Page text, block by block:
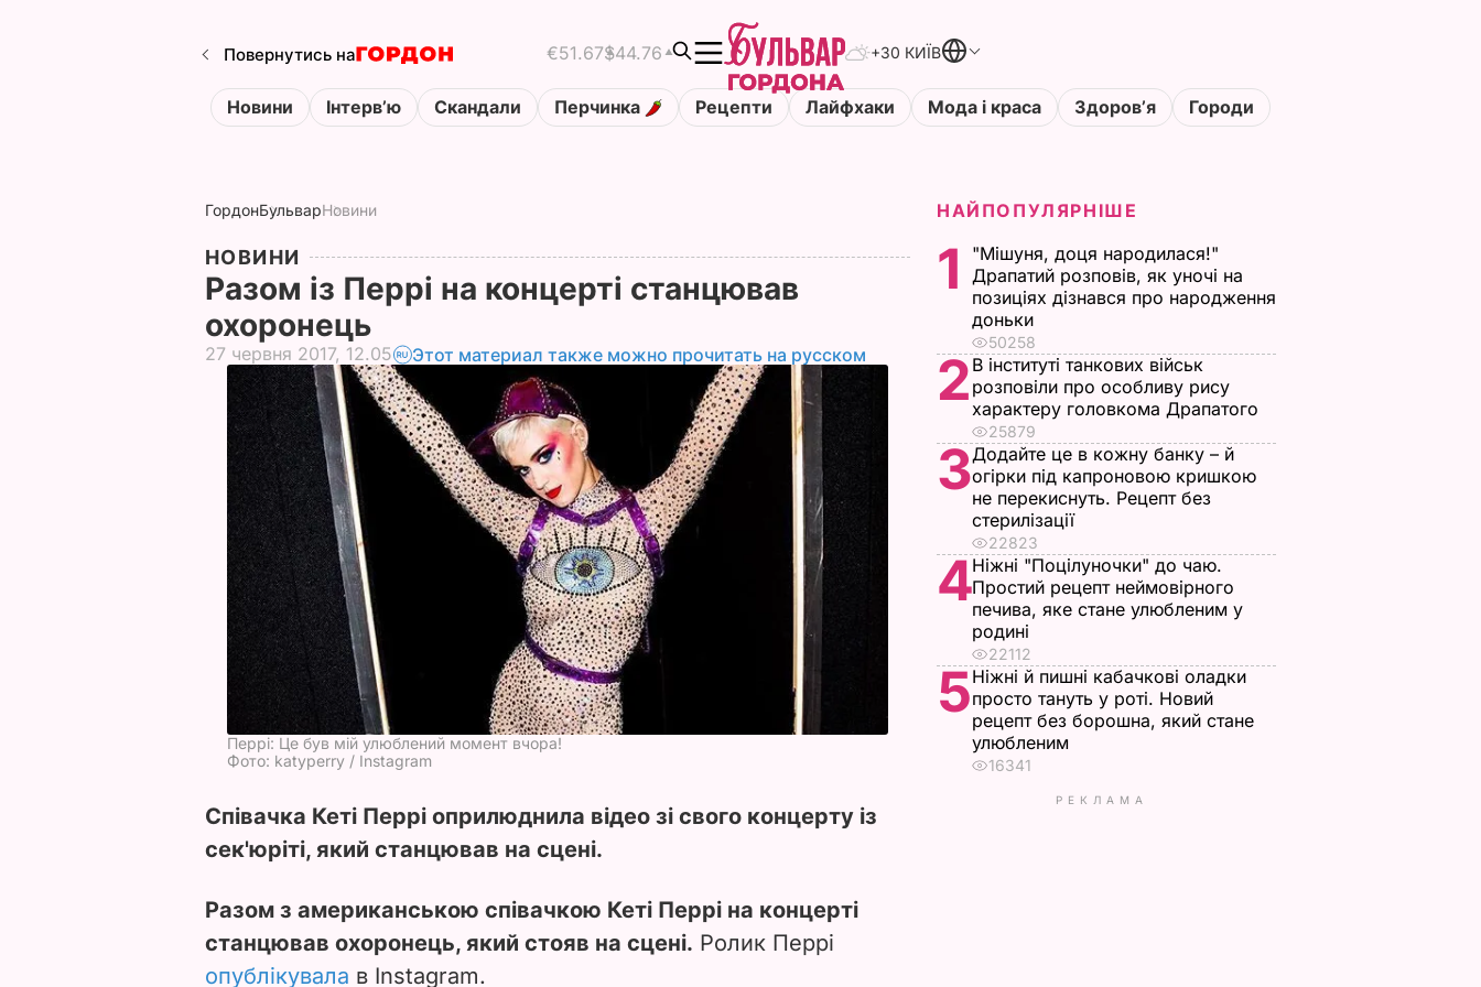
Повернутись на €51.67$44.76 +30 КИЇВ
Новини Інтервʼю Скандали Перчинка Рецепти Лайфхаки Мода і краса Здоровʼя Городи
ГордонБульварНовини
НОВИНИ
Разом із Перрі на концерті станцював
охоронець
27 червня 2017, 12.05 Этот материал также можно прочитать на русском
Перрі: Це був мій улюблений момент вчора!
Фото: katyperry / Instagram
Співачка Кеті Перрі оприлюднила відео зі свого концерту із
сек'юріті, який станцював на сцені.
Разом з американською співачкою Кеті Перрі на концерті
станцював охоронець, який стояв на сцені. Ролик Перрі
опублікувала в Instagram.
НАЙПОПУЛЯРНІШЕ
1
"Мішуня, доця народилася!"
Драпатий розповів, як уночі на
позиціях дізнався про народження
доньки
50258
2 В інституті танкових військ
розповіли про особливу рису
характеру головкома Драпатого
25879
3Додайте це в кожну банку – й
огірки під капроновою кришкою
не перекиснуть. Рецепт без
стерилізації
22823
4Ніжні "Поцілуночки" до чаю.
Простий рецепт неймовірного
печива, яке стане улюбленим у
родині
22112
5Ніжні й пишні кабачкові оладки
просто тануть у роті. Новий
рецепт без борошна, який стане
улюбленим
16341
РЕКЛАМА